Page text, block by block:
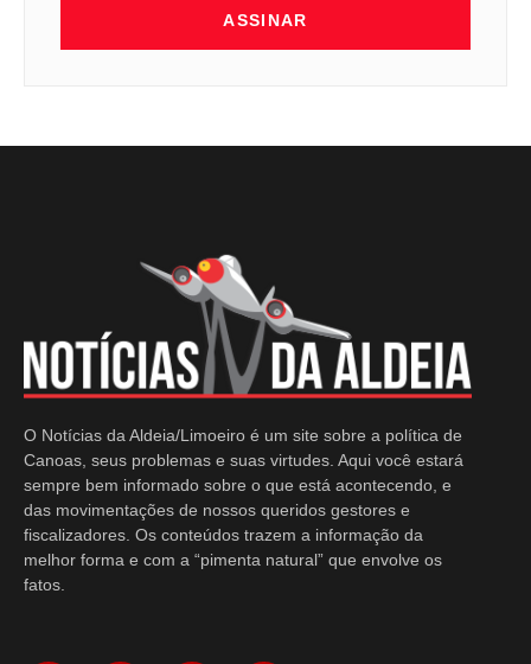
ASSINAR
O Notícias da Aldeia/Limoeiro é um site sobre a política de
Canoas, seus problemas e suas virtudes. Aqui você estará
sempre bem informado sobre o que está acontecendo, e
das movimentações de nossos queridos gestores e
fiscalizadores. Os conteúdos trazem a informação da
melhor forma e com a “pimenta natural” que envolve os
fatos.